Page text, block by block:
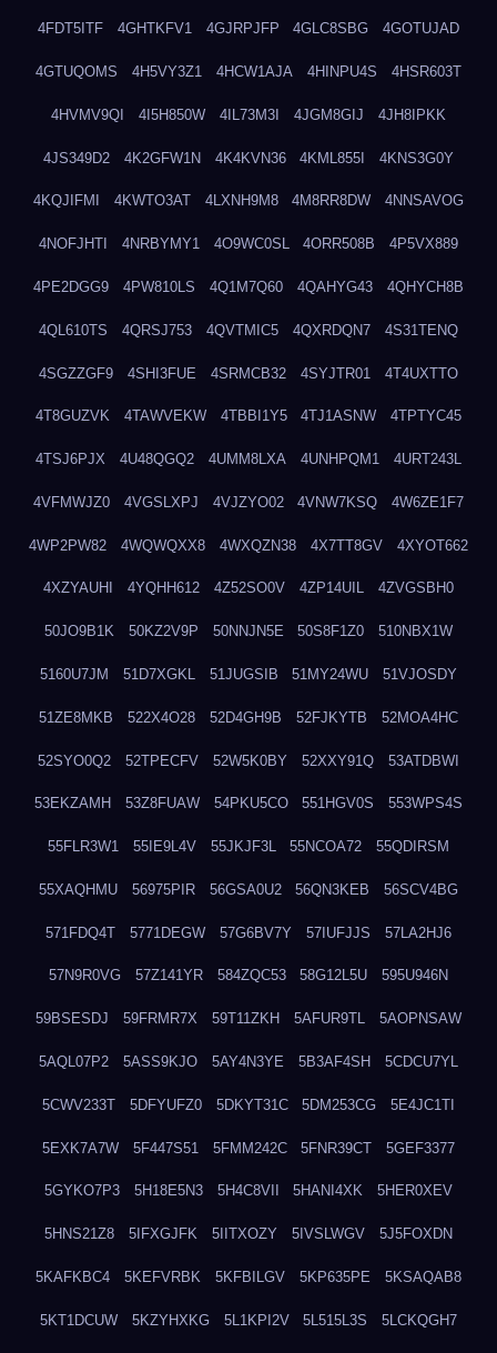
4FDT5ITF 4GHTKFV1 4GJRPJFP 4GLC8SBG 4GOTUJAD
4GTUQOMS 4H5VY3Z1 4HCW1AJA 4HINPU4S 4HSR603T
4HVMV9QI 4I5H850W 4IL73M3I 4JGM8GIJ 4JH8IPKK
4JS349D2 4K2GFW1N 4K4KVN36 4KML855I 4KNS3G0Y
4KQJIFMI 4KWTO3AT 4LXNH9M8 4M8RR8DW 4NNSAVOG
4NOFJHTI 4NRBYMY1 4O9WC0SL 4ORR508B 4P5VX889
4PE2DGG9 4PW810LS 4Q1M7Q60 4QAHYG43 4QHYCH8B
4QL610TS 4QRSJ753 4QVTMIC5 4QXRDQN7 4S31TENQ
4SGZZGF9 4SHI3FUE 4SRMCB32 4SYJTR01 4T4UXTTO
4T8GUZVK 4TAWVEKW 4TBBI1Y5 4TJ1ASNW 4TPTYC45
4TSJ6PJX 4U48QGQ2 4UMM8LXA 4UNHPQM1 4URT243L
4VFMWJZ0 4VGSLXPJ 4VJZYO02 4VNW7KSQ 4W6ZE1F7
4WP2PW82 4WQWQXX8 4WXQZN38 4X7TT8GV 4XYOT662
4XZYAUHI 4YQHH612 4Z52SO0V 4ZP14UIL 4ZVGSBH0
50JO9B1K 50KZ2V9P 50NNJN5E 50S8F1Z0 510NBX1W
5160U7JM 51D7XGKL 51JUGSIB 51MY24WU 51VJOSDY
51ZE8MKB 522X4O28 52D4GH9B 52FJKYTB 52MOA4HC
52SYO0Q2 52TPECFV 52W5K0BY 52XXY91Q 53ATDBWI
53EKZAMH 53Z8FUAW 54PKU5CO 551HGV0S 553WPS4S
55FLR3W1 55IE9L4V 55JKJF3L 55NCOA72 55QDIRSM
55XAQHMU 56975PIR 56GSA0U2 56QN3KEB 56SCV4BG
571FDQ4T 5771DEGW 57G6BV7Y 57IUFJJS 57LA2HJ6
57N9R0VG 57Z141YR 584ZQC53 58G12L5U 595U946N
59BSESDJ 59FRMR7X 59T11ZKH 5AFUR9TL 5AOPNSAW
5AQL07P2 5ASS9KJO 5AY4N3YE 5B3AF4SH 5CDCU7YL
5CWV233T 5DFYUFZ0 5DKYT31C 5DM253CG 5E4JC1TI
5EXK7A7W 5F447S51 5FMM242C 5FNR39CT 5GEF3377
5GYKO7P3 5H18E5N3 5H4C8VII 5HANI4XK 5HER0XEV
5HNS21Z8 5IFXGJFK 5IITXOZY 5IVSLWGV 5J5FOXDN
5KAFKBC4 5KEFVRBK 5KFBILGV 5KP635PE 5KSAQAB8
5KT1DCUW 5KZYHXKG 5L1KPI2V 5L515L3S 5LCKQGH7